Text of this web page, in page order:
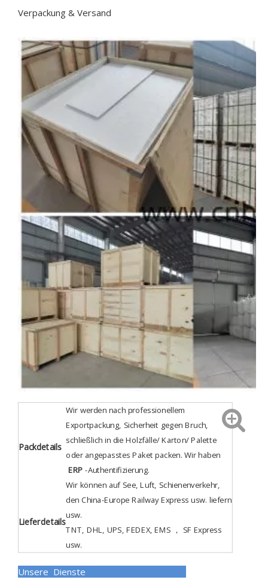
Verpackung & Versand
Packdetails
Wir werden nach professionellem
Exportpackung, Sicherheit gegen Bruch,
schließlich in die Holzfälle/ Karton/ Palette
oder angepasstes Paket packen. Wir haben
ERP -Authentifizierung.
Lieferdetails
Wir können auf See, Luft, Schienenverkehr,
den China-Europe Railway Express usw. liefern
usw.
TNT, DHL, UPS, FEDEX, EMS ， SF Express
usw.
Unsere Dienste